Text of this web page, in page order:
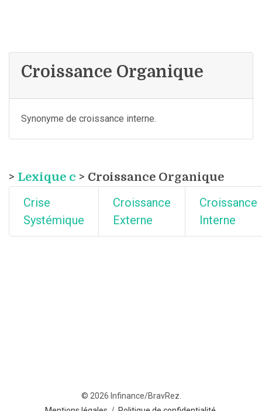
Croissance Organique
Synonyme de croissance interne.
> Lexique c > Croissance Organique
Crise
Systémique
Croissance
Externe
Croissance
Interne
© 2026 Infinance/BravRez.